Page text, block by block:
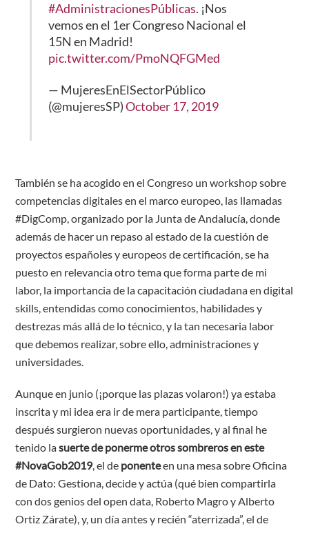
#AdministracionesPúblicas. ¡Nos
vemos en el 1er Congreso Nacional el
15N en Madrid!
pic.twitter.com/PmoNQFGMed
— MujeresEnElSectorPúblico
(@mujeresSP)October 17, 2019
También se ha acogido en el Congreso un workshop sobre
competencias digitales en el marco europeo, las llamadas
#DigComp, organizado por la Junta de Andalucía, donde
además de hacer un repaso al estado de la cuestión de
proyectos españoles y europeos de certificación, se ha
puesto en relevancia otro tema que forma parte de mi
labor, la importancia de la capacitación ciudadana en digital
skills, entendidas como conocimientos, habilidades y
destrezas más allá de lo técnico, y la tan necesaria labor
que debemos realizar, sobre ello, administraciones y
universidades.
Aunque en junio (¡porque las plazas volaron!) ya estaba
inscrita y mi idea era ir de mera participante, tiempo
después surgieron nuevas oportunidades, y al final he
tenido lasuerte de ponerme otros sombreros en este
#NovaGob2019, el de ponenteen una mesa sobre Oficina
de Dato: Gestiona, decide y actúa (qué bien compartirla
con dos genios del open data, Roberto Magro y Alberto
Ortiz Zárate), y, un día antes y recién “aterrizada”, el de